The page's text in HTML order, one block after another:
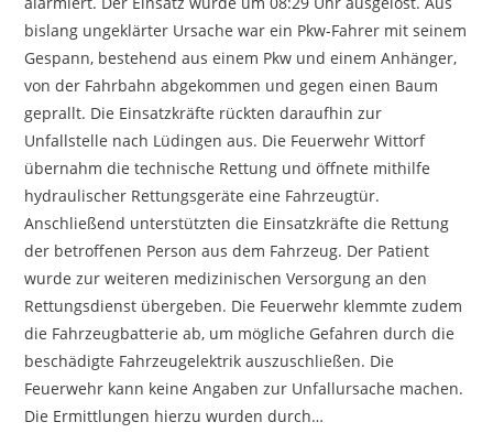
bislang ungeklärter Ursache war ein Pkw-Fahrer mit seinem
Gespann, bestehend aus einem Pkw und einem Anhänger,
von der Fahrbahn abgekommen und gegen einen Baum
geprallt. Die Einsatzkräfte rückten daraufhin zur
Unfallstelle nach Lüdingen aus. Die Feuerwehr Wittorf
übernahm die technische Rettung und öffnete mithilfe
hydraulischer Rettungsgeräte eine Fahrzeugtür.
Anschließend unterstützten die Einsatzkräfte die Rettung
der betroffenen Person aus dem Fahrzeug. Der Patient
wurde zur weiteren medizinischen Versorgung an den
Rettungsdienst übergeben. Die Feuerwehr klemmte zudem
die Fahrzeugbatterie ab, um mögliche Gefahren durch die
beschädigte Fahrzeugelektrik auszuschließen. Die
Feuerwehr kann keine Angaben zur Unfallursache machen.
Die Ermittlungen hierzu wurden durch…